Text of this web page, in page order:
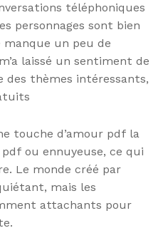
téléphoniques
personnages sont bien
manque un peu de
laissé un sentiment de
des thèmes intéressants,
touche d’amour pdf la
ou ennuyeuse, ce qui
Le monde créé par
mais les
attachants pour